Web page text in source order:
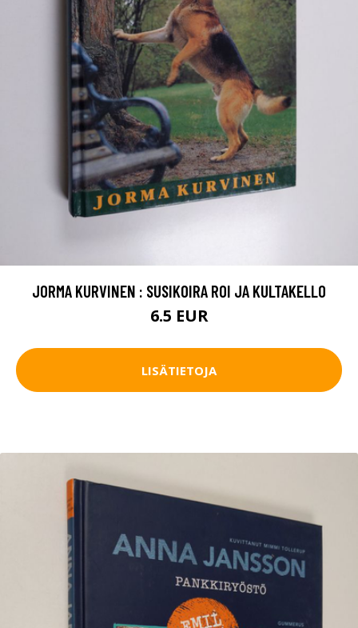
JORMA KURVINEN : SUSIKOIRA ROI JA KULTAKELLO
6.5 EUR
LISÄTIETOJA